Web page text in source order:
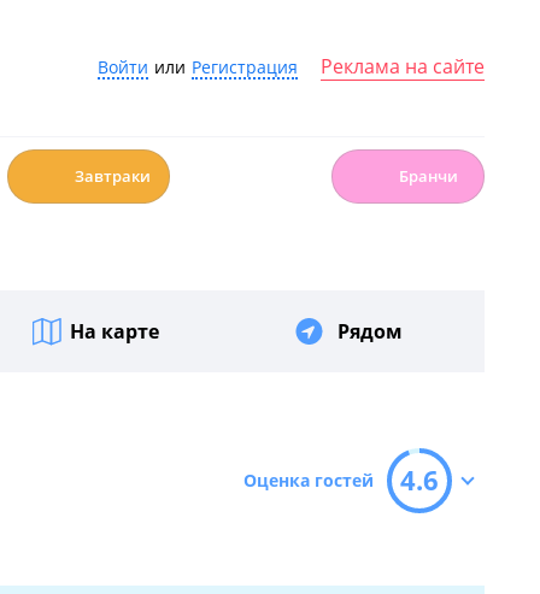
Войти или Регистрация Реклама на сайте
Завтраки Бранчи
На карте Рядом
Оценка гостей 4.6